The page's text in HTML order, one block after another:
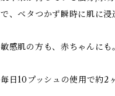
で、ベタつかず瞬時に肌に浸
敏感肌の方も、赤ちゃんにも。
毎日10プッシュの使用で約2